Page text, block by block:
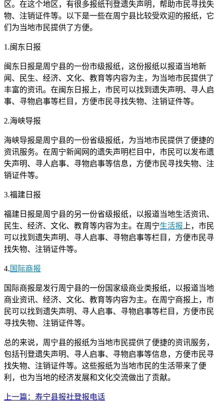
区。在这个地区，有很多报纸刊登遗失声明，帮助市民寻找失
物、注销证件等。以下是一些在周宁县比较受欢迎的报纸，它
们为当地市民提供了方便。
1.闽东日报
闽东日报是周宁县的一份市级报纸，这份报纸以报道当地新
闻、民生、经济、文化、教育等内容为主，为当地市民提供了
丰富的资讯。在闽东日报上，市民可以找到遗失声明、寻人启
事、寻物启事等栏目，方便市民寻找失物、注销证件等。
2.海峡导报
海峡导报是周宁县的一份省级报纸，为当地市民提供了便捷的
资讯服务。在周宁新闻网的遗失声明栏目中，市民可以发布遗
失声明、寻人启事、寻物启事等信息，方便市民寻找失物、注
销证件等。
3.福建日报
福建日报是周宁县的另一份省级报纸，以报道当地生活资讯、
民生、经济、文化、教育等内容为主。在周宁生活报 上，市民
可以找到遗失声明、寻人启事、寻物启事等栏目，方便市民寻
找失物、注销证件等。
4. 国际商报
国际商报是发行周宁县的一份国家级商业类报纸，以报道当地
商业资讯、经济、文化、教育等内容为主。在周宁商报上，市
民可以找到遗失声明、寻人启事、寻物启事等栏目，方便市民
寻找失物、注销证件等。
总的来说，周宁县的报纸为当地市民提供了便捷的资讯服务，
包括刊登遗失声明、寻人启事、寻物启事等信息，方便市民寻
找失物、注销证件等。这些报纸为当地市民的生活带来了便
利，也为当地的经济发展和文化交流做出了贡献。
上一篇：寿宁县报社登报电话